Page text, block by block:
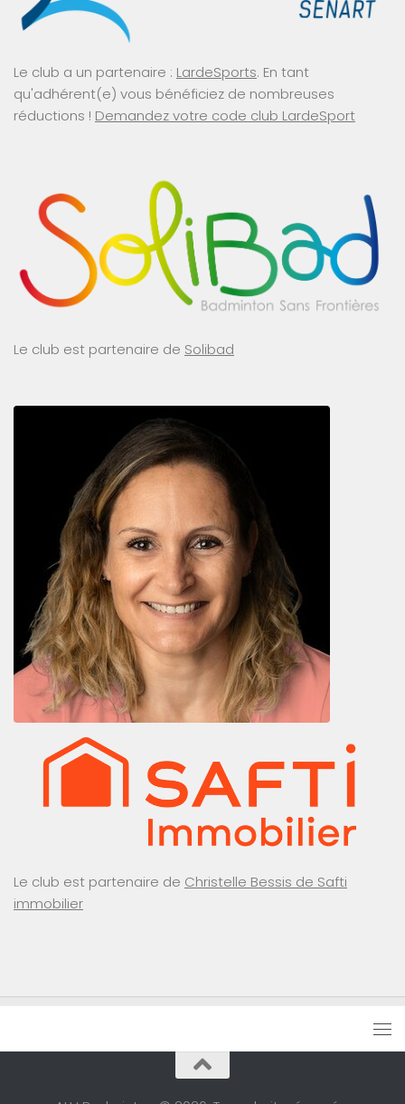
Le club a un partenaire : LardeSports. En tant
qu'adhérent(e) vous bénéficiez de nombreuses
réductions ! Demandez votre code club LardeSport
Le club est partenaire de Solibad
Le club est partenaire de Christelle Bessis de Safti
immobilier